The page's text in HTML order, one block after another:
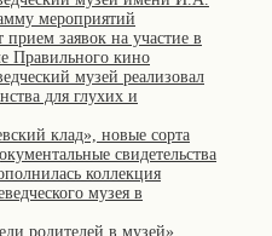
мероприятий
заявок на участие в
Правильного кино
музей реализовал
для глухих и
клад», новые сорта
свидетельства
коллекция
музея в
родителей в музей»